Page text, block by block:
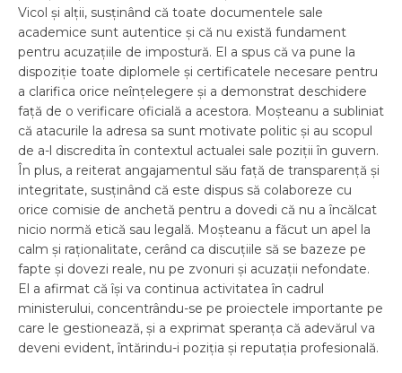
Vicol și alții, susținând că toate documentele sale
academice sunt autentice și că nu există fundament
pentru acuzațiile de impostură. El a spus că va pune la
dispoziție toate diplomele și certificatele necesare pentru
a clarifica orice neînțelegere și a demonstrat deschidere
față de o verificare oficială a acestora. Moșteanu a subliniat
că atacurile la adresa sa sunt motivate politic și au scopul
de a-l discredita în contextul actualei sale poziții în guvern.
În plus, a reiterat angajamentul său față de transparență și
integritate, susținând că este dispus să colaboreze cu
orice comisie de anchetă pentru a dovedi că nu a încălcat
nicio normă etică sau legală. Moșteanu a făcut un apel la
calm și raționalitate, cerând ca discuțiile să se bazeze pe
fapte și dovezi reale, nu pe zvonuri și acuzații nefondate.
El a afirmat că își va continua activitatea în cadrul
ministerului, concentrându-se pe proiectele importante pe
care le gestionează, și a exprimat speranța că adevărul va
deveni evident, întărindu-i poziția și reputația profesională.